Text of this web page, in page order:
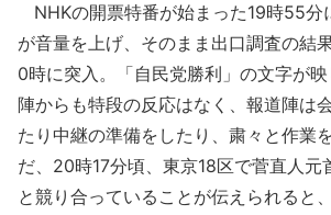
NHKの開票特番が始まった19時55分
が音量を上げ、そのまま出口調査の結
0時に突入。「自民党勝利」の文字が
陣からも特段の反応はなく、報道陣は
たり中継の準備をしたり、粛々と作業
だ、20時17分頃、東京18区で菅直人元
と競り合っていることが伝えられると